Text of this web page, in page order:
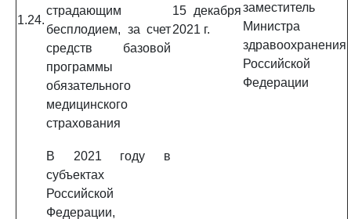
1.24.
страдающим
бесплодием, за счет
средств базовой
программы
обязательного
медицинского
страхования
15 декабря
2021 г.
заместитель
Министра
здравоохранения
Российской
Федерации
В 2021 году в
субъектах
Российской
Федерации,